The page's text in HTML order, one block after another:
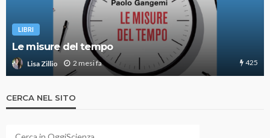
LIBRI
Le misure del tempo
Lisa Zillio 2 mesi fa 425
CERCA NEL SITO